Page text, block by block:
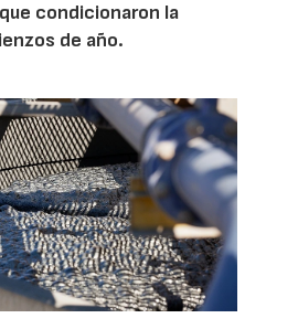
condicionaron la
de año.